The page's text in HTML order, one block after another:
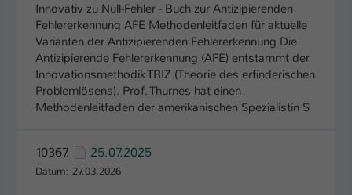
Innovativ zu Null-Fehler - Buch zur Antizipierenden
Fehlererkennung AFE Methodenleitfaden für aktuelle
Varianten der Antizipierenden Fehlererkennung Die
Antizipierende Fehlererkennung (AFE) entstammt der
Innovationsmethodik TRIZ (Theorie des erfinderischen
Problemlösens). Prof. Thurnes hat einen
Methodenleitfaden der amerikanischen Spezialistin S
10367. 25.07.2025
Datum: 27.03.2026